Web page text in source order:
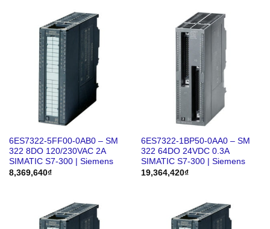
6ES7322-5FF00-0AB0 – SM
322 8DO 120/230VAC 2A
SIMATIC S7-300 | Siemens
8,369,640₫
6ES7322-1BP50-0AA0 – SM
322 64DO 24VDC 0.3A
SIMATIC S7-300 | Siemens
19,364,420₫